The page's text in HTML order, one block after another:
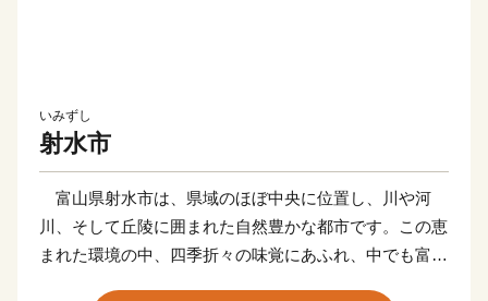
いみずし
射水市
富山県射水市は、県域のほぼ中央に位置し、川や河
川、そして丘陵に囲まれた自然豊かな都市です。この恵
まれた環境の中、四季折々の味覚にあふれ、中でも富山